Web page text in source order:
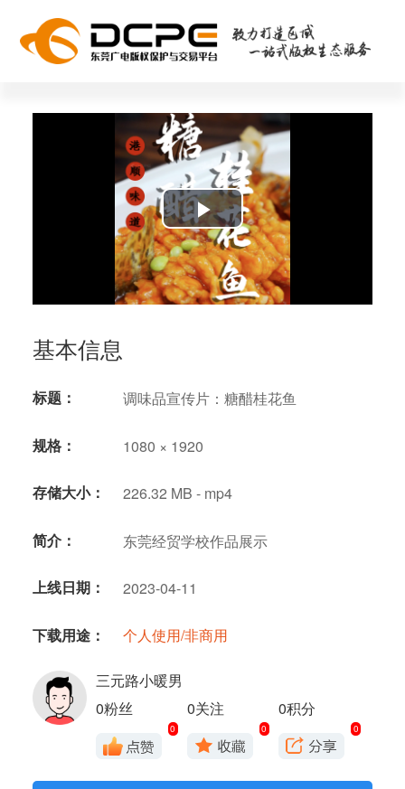
Play
Video
基本信息
标题： 调味品宣传片：糖醋桂花鱼
规格： 1080 × 1920
存储大小： 226.32 MB - mp4
简介： 东莞经贸学校作品展示
上线日期： 2023-04-11
下载用途： 个人使用/非商用
三元路小暖男
0粉丝
0关注 0积分
0 0 0